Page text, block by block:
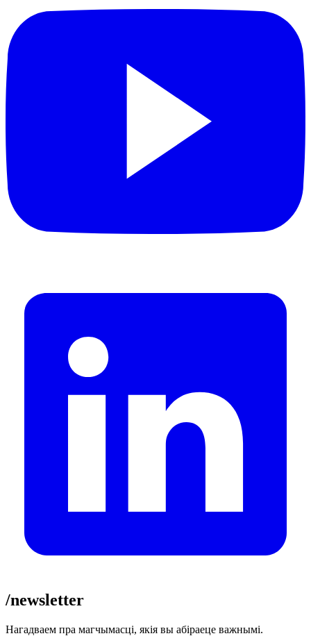
/newsletter
Нагадваем пра магчымасці, якія вы абіраеце важнымі.